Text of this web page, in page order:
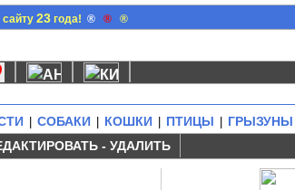
сайту23 года! ® ® ®
СОБАКИ КОШКИ ПТИЦЫ ГРЫЗУНЫ
- УДАЛИТЬ